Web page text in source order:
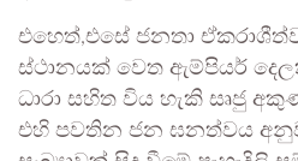
එහෙත්,එසේ ජනතා
ස්ථානයක් වෙත ඇම්පියර්
ධාරා සහිත විය හැකි සෘජු
එහි පවතින ජන ඝනත්වය